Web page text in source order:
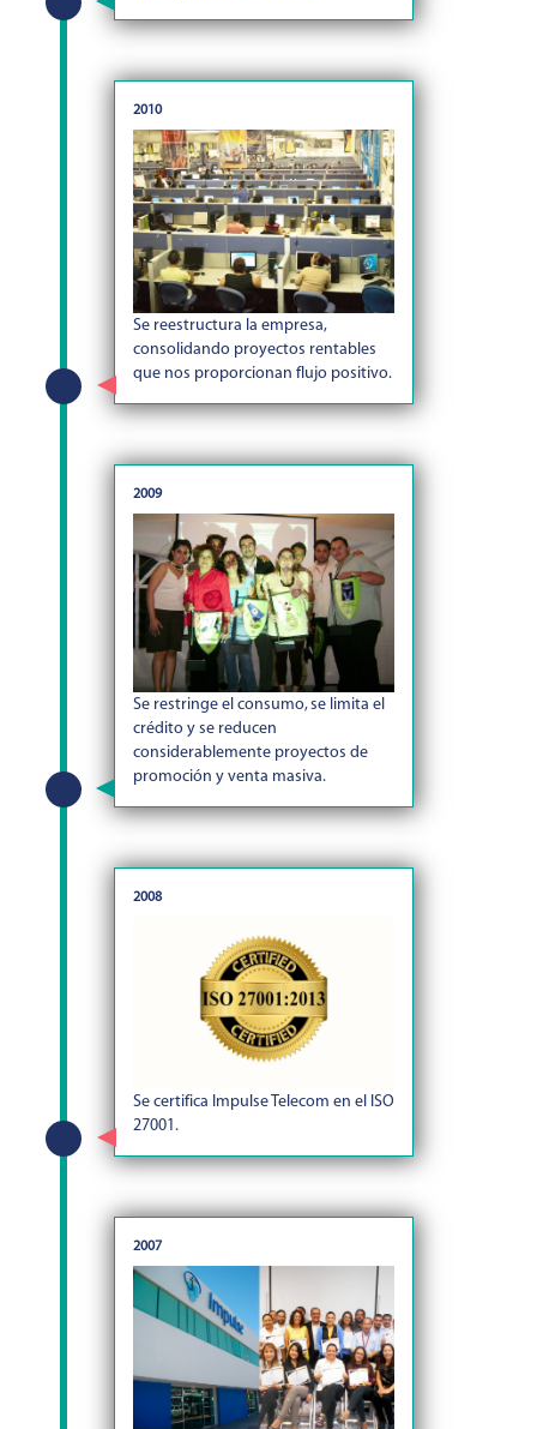
2010
Se reestructura la empresa,
consolidando proyectos rentables
que nos proporcionan flujo positivo.
2009
Se restringe el consumo, se limita el
crédito y se reducen
considerablemente proyectos de
promoción y venta masiva.
2008
Se certifica Impulse Telecom en el ISO
27001.
2007